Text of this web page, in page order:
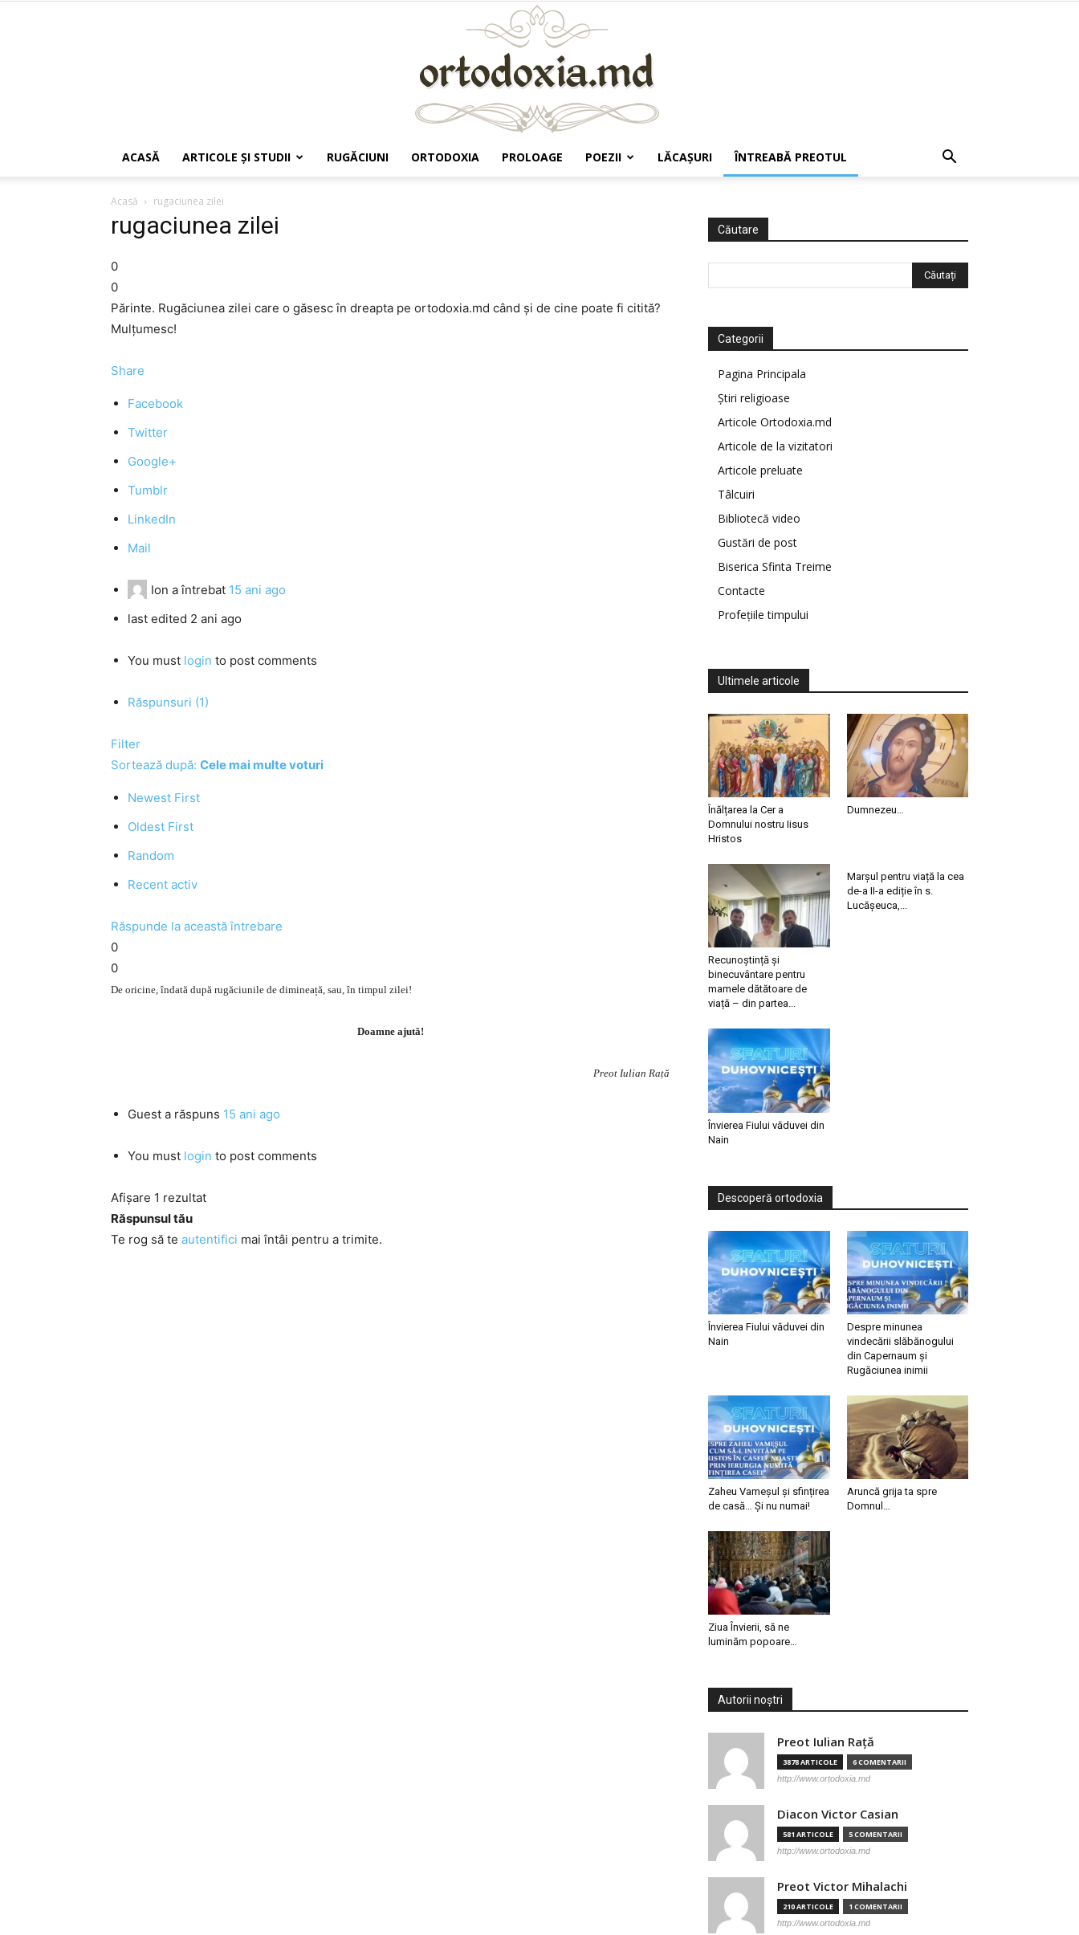
ACASĂ ARTICOLE ŞI STUDII RUGĂCIUNI ORTODOXIA PROLOAGE POEZII LĂCAŞURI ÎNTREABĂ PREOTUL
Acasă rugaciunea zilei
rugaciunea zilei
0
0
Părinte. Rugăciunea zilei care o găsesc în dreapta pe ortodoxia.md când şi de cine poate fi citită?
Mulţumesc!
Share
Facebook
Twitter
Google+
Tumblr
LinkedIn
Mail
Ion a întrebat 15 ani ago
last edited 2 ani ago
You must login to post comments
Răspunsuri (1)
Filter
Sortează după: Cele mai multe voturi
Newest First
Oldest First
Random
Recent activ
Răspunde la această întrebare
0
0
De oricine, îndată după rugăciunile de dimineață, sau, în timpul zilei!
Doamne ajută!
Preot Iulian Rață
Guest a răspuns 15 ani ago
You must login to post comments
Afișare 1 rezultat
Răspunsul tău
Te rog să te autentifici mai întâi pentru a trimite.
Căutare
Categorii
Pagina Principala
Știri religioase
Articole Ortodoxia.md
Articole de la vizitatori
Articole preluate
Tâlcuiri
Bibliotecă video
Gustări de post
Biserica Sfinta Treime
Contacte
Profețiile timpului
Ultimele articole
Înălțarea la Cer a
Domnului nostru Iisus
Hristos
Dumnezeu…
Recunoștință și
binecuvântare pentru
mamele dătătoare de
viață – din partea...
Marșul pentru viață la cea
de-a II-a ediție în s.
Lucășeuca,...
Învierea Fiului văduvei din
Nain
Descoperă ortodoxia
Învierea Fiului văduvei din
Nain
Despre minunea
vindecării slăbănogului
din Capernaum și
Rugăciunea inimii
Zaheu Vameșul și sfințirea
de casă… Și nu numai!
Aruncă grija ta spre
Domnul…
Ziua Învierii, să ne
luminăm popoare…
Autorii noștri
Preot Iulian Raţă
3878 ARTICOLE 6 COMENTARII
http://www.ortodoxia.md
Diacon Victor Casian
581 ARTICOLE 5 COMENTARII
http://www.ortodoxia.md
Preot Victor Mihalachi
210 ARTICOLE 1 COMENTARII
http://www.ortodoxia.md